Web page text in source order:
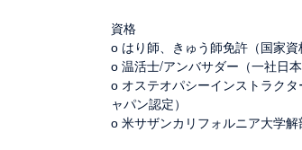
資格
о はり師、きゅう師免許（国家資
о 温活士/アンバサダー（一社日本
о オステオパシーインストラク
ャパン認定）
о 米サザンカリフォルニア大学